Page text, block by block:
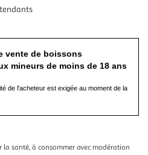
vente de boissons
mineurs de moins de 18 ans
de l'acheteur est exigée au moment de la
la santé, à consommer avec modération